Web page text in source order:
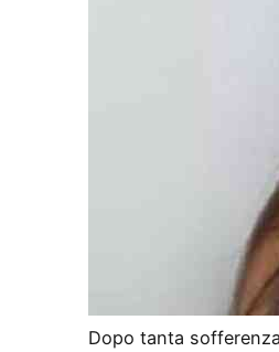
Dopo tanta